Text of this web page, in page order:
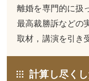
吉元 優仁
小川 祐
不動産
吉元 優仁
弁護士費用
相続・遺言
離婚を専門的に扱
最高裁勝訴などの
取材，講演を引き
計算し尽く